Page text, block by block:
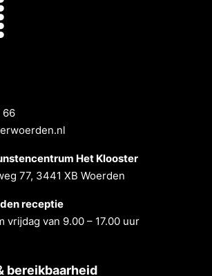
66
Het Klooster
77, 3441 XB Woerden
receptie
vrĳdag van 9.00 – 17.00 uur
bereikbaarheid